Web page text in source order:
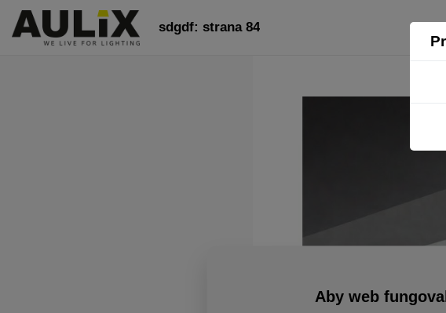
sdgdf: strana 84
Aby web